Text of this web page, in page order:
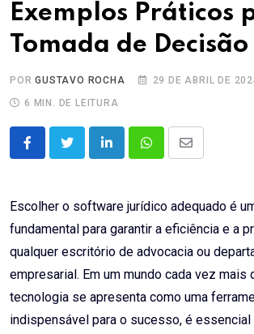
Exemplos Práticos
Tomada de Decisão
PORGUSTAVO ROCHA
29 DE ABRIL DE
6 MIN. DE LEITURA
LinkedInWhatsappShare
Escolher o software jurídico adequado é
fundamental para garantir a eficiência e a
qualquer escritório de advocacia ou
empresarial. Em um mundo cada vez mais
tecnologia se apresenta como uma
indispensável para o sucesso, é